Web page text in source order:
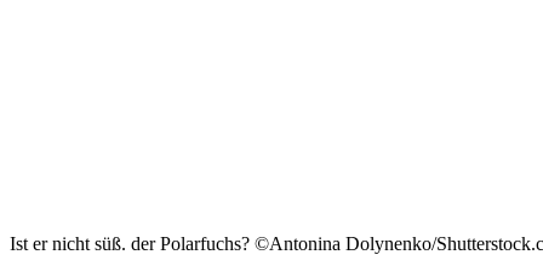
Ist er nicht süß. der Polarfuchs? ©Antonina Dolynenko/